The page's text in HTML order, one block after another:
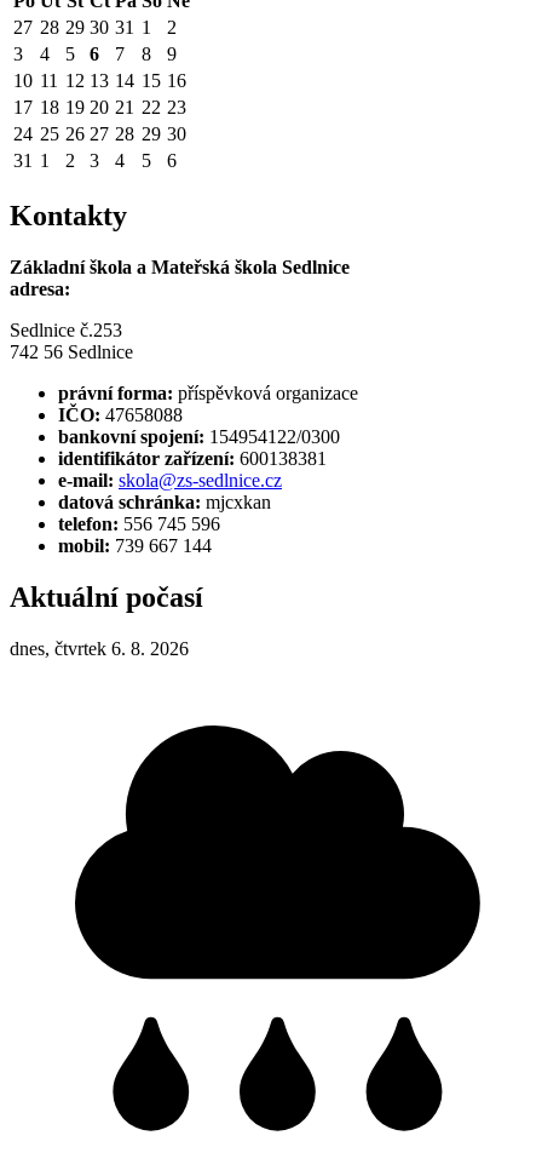
27 28 29 30 31 1
2
3
4 5 6 7 8
9
10 11 12 13 14 15 16
17 18 19 20 21 22 23
24 25 26 27 28 29 30
31 1 2 3 4 5 6
Kontakty
Základní škola a Mateřská škola Sedlnice
adresa:
Sedlnice č.253
742 56 Sedlnice
právní forma: příspěvková organizace
IČO: 47658088
bankovní spojení: 154954122/0300
identifikátor zařízení: 600138381
e-mail: skola@zs-sedlnice.cz
datová schránka: mjcxkan
telefon: 556 745 596
mobil: 739 667 144
Aktuální počasí
dnes, čtvrtek 6. 8. 2026